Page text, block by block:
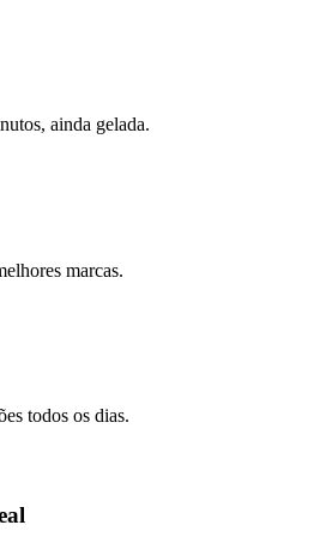
ainda gelada.
marcas.
todos os dias.